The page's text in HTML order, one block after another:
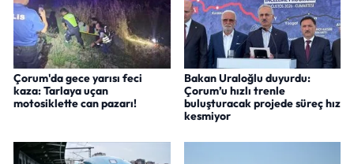
Çorum'da gece yarısı feci
kaza: Tarlaya uçan
motosiklette can pazarı!
Bakan Uraloğlu duyurdu:
Çorum’u hızlı trenle
buluşturacak projede süreç hız
kesmiyor